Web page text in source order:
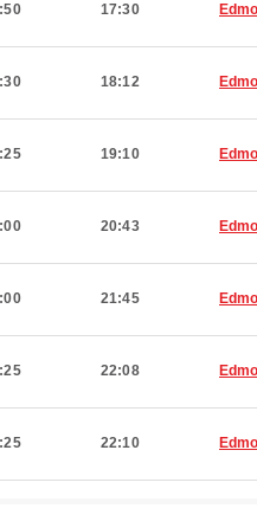
17:30
18:12
19:10
20:43
21:45
22:08
22:10